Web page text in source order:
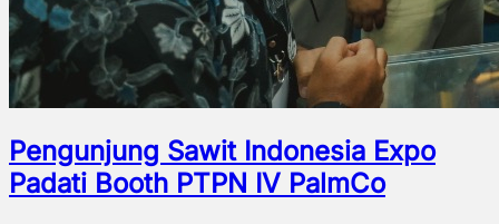
Pengunjung Sawit Indonesia Expo
Padati Booth PTPN IV PalmCo